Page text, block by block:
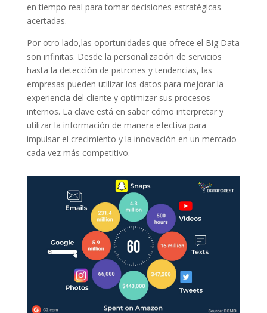
en ‌tiempo real para⁢ tomar decisiones estratégicas
‍acertadas.
Por otro lado,las oportunidades ‌que ofrece el Big Data
son infinitas. Desde la‌ personalización de servicios
hasta ‌la detección de ‍patrones y tendencias, las
empresas pueden utilizar los‍ datos para mejorar la
⁣experiencia⁢ del cliente y ‌optimizar sus procesos
internos. La clave‍ está en ​saber cómo ‌interpretar y
utilizar la información de ⁢manera efectiva para
‍impulsar el ⁤crecimiento y ⁢la innovación en⁤ un mercado
⁣cada vez ⁤más competitivo.